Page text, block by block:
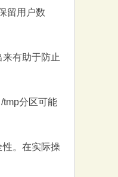
留用户数
有助于防止
tmp分区可能
性。在实际操